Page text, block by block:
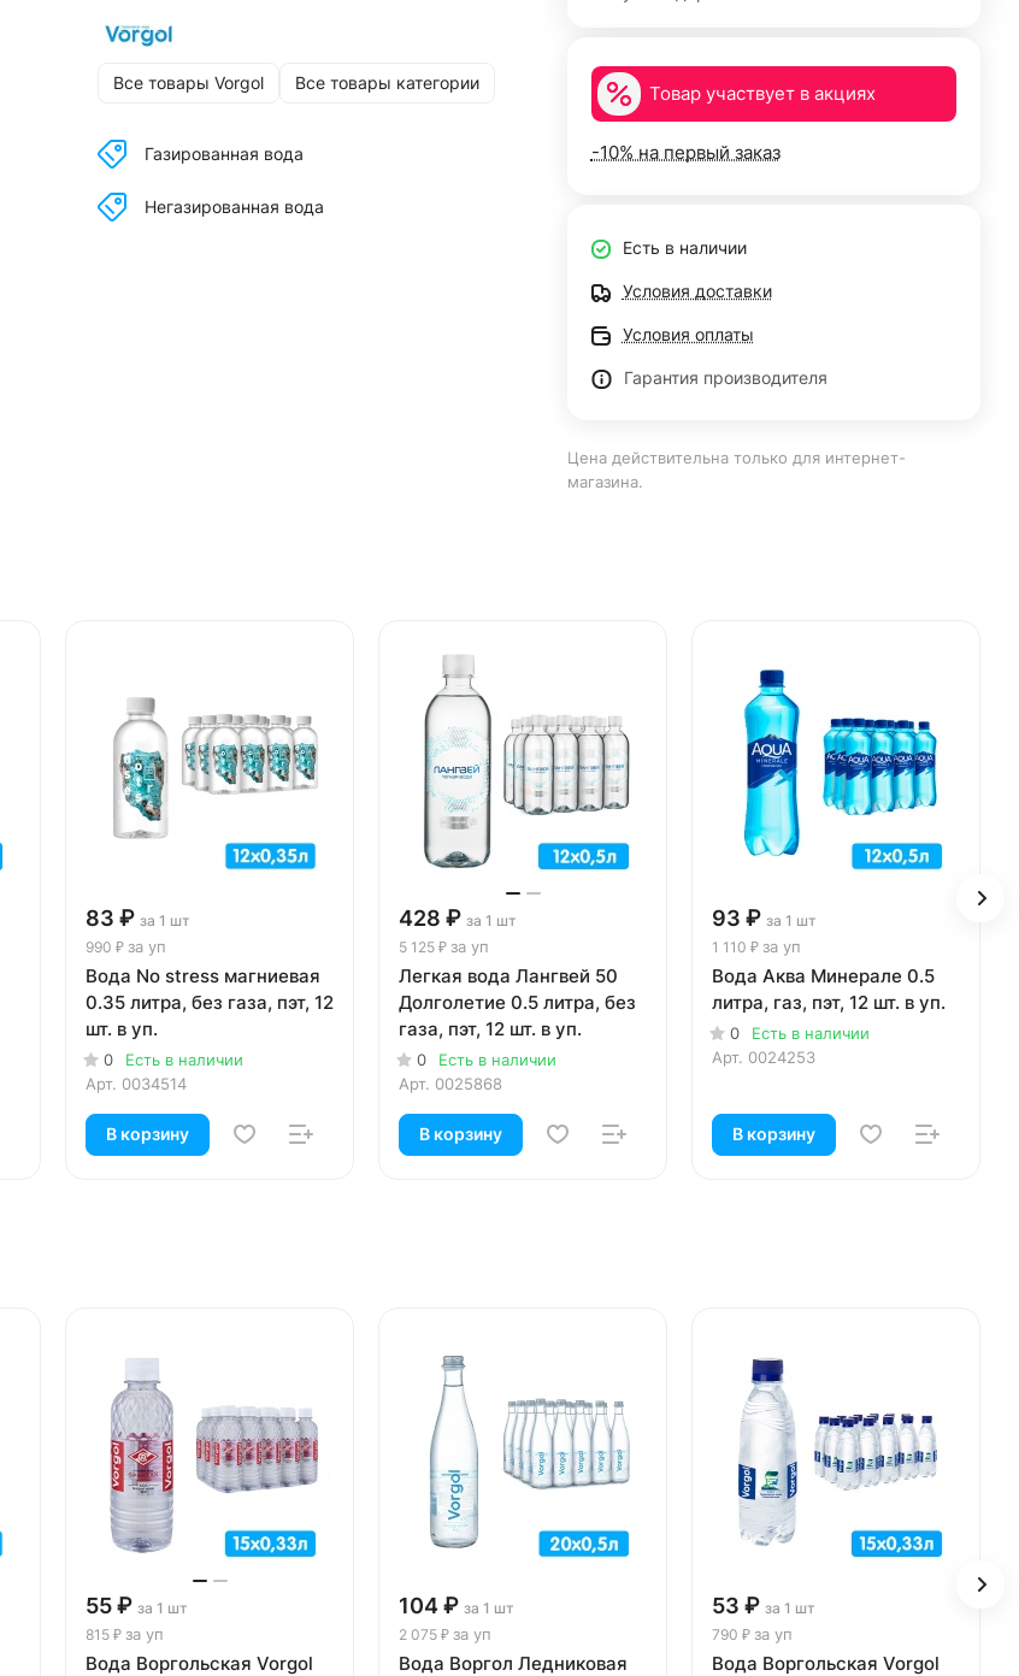
Все товары Vorgol Все товары категории
Газированная вода
Негазированная вода
Товар участвует в акциях
-10% на первый заказ
Есть в наличии
Условия доставки
Условия оплаты
Гарантия производителя
Цена действительна только для интернет-
магазина.
83 ₽ за 1 шт
990 ₽ за уп
Вода No stress магниевая
0.35 литра, без газа, пэт, 12
шт. в уп.
0
Есть в наличии
Арт. 0034514
В корзину
428 ₽ за 1 шт
5 125 ₽ за уп
Легкая вода Лангвей 50
Долголетие 0.5 литра, без
газа, пэт, 12 шт. в уп.
0
Есть в наличии
Арт. 0025868
В корзину
93 ₽ за 1 шт
1 110 ₽ за уп
Вода Аква Минерале 0.5
литра, газ, пэт, 12 шт. в уп.
0
Есть в наличии
Арт. 0024253
В корзину
55 ₽ за 1 шт
815 ₽ за уп
Вода Воргольская Vorgol
104 ₽ за 1 шт
2 075 ₽ за уп
Вода Воргол Ледниковая
53 ₽ за 1 шт
790 ₽ за уп
Вода Воргольская Vorgol